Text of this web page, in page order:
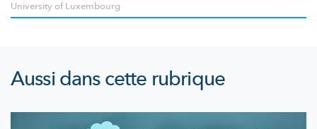
University of Luxembourg
Aussi dans cette rubrique